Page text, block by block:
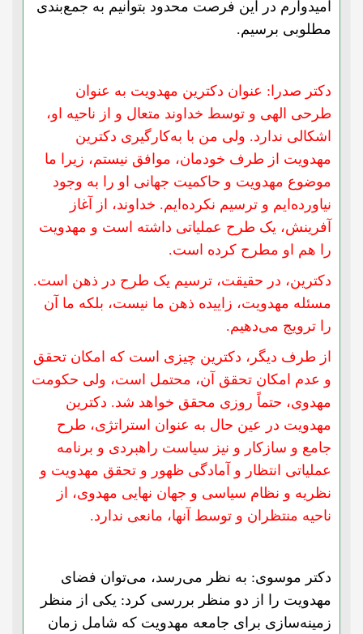
امیدوارم در این فرصت محدود بتوانیم به جمع‌بندی
مطلوبی برسیم.
دکتر صدرا: عنوان دکترین مهدویت به عنوان
طرحی الهی و توسط خداوند متعال و از ناحیه او،
اشکالی ندارد. ولی من با به‌کارگیری دکترین
مهدویت از طرف خودمان، موافق نیستم، زیرا ما
موضوع مهدویت و حاکمیت جهانی او را به وجود
نیاورده‌ایم و ترسیم نکرده‌ایم. خداوند، از آغاز
آفرینش، یک طرح عملیاتی داشته است و مهدویت
را هم او مطرح کرده است.
دکترین، در حقیقت، ترسیم یک طرح در ذهن است.
مسئله مهدویت، زاییده ذهن ما نیست، بلکه ما آن
را ترویج می‌دهیم.
از طرف دیگر، دکترین چیزی است که امکان تحقق
و عدم امکان تحقق آن، محتمل است، ولی حکومت
مهدوی، حتماً روزی محقق خواهد شد. دکترین
مهدویت در عین حال به عنوان استراتژی، طرح
جامع و سازکار و نیز سیاست راهبردی و برنامه
عملیاتی انتظار و آمادگی ظهور و تحقق مهدویت و
نظریه و نظام سیاسی و جهان نهایی مهدوی، از
ناحیه منتظران و توسط آنها، مانعی ندارد.
دکتر موسوی: به نظر می‌رسد، می‌توان فضای
مهدویت را از دو منظر بررسی کرد: یکی از منظر
زمینه‌سازی برای جامعه مهدویت که شامل زمان